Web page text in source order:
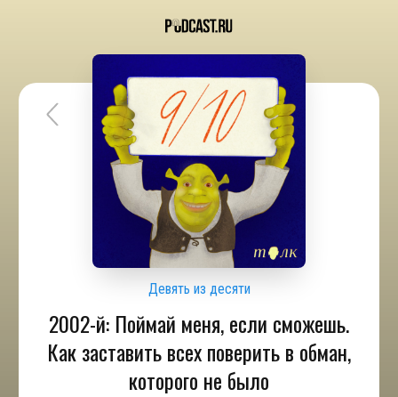
Девять из десяти
2002-й: Поймай меня, если сможешь.
Как заставить всех поверить в обман,
которого не было